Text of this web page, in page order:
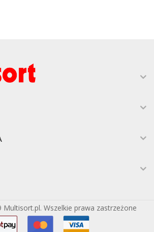
Wszelkie prawa zastrzeżone